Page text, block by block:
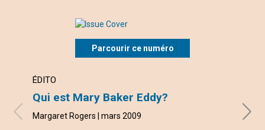
Parcourir ce numéro
ÉDITO
Qui est Mary Baker Eddy?
Margaret Rogers | mars 2009
avec